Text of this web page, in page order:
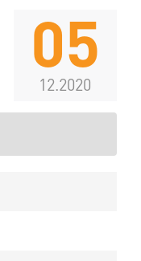
05
12.2020